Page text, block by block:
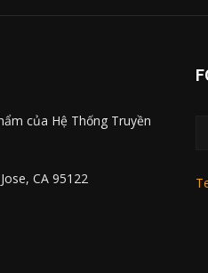
của Hệ Thống Truyền
CA 95122